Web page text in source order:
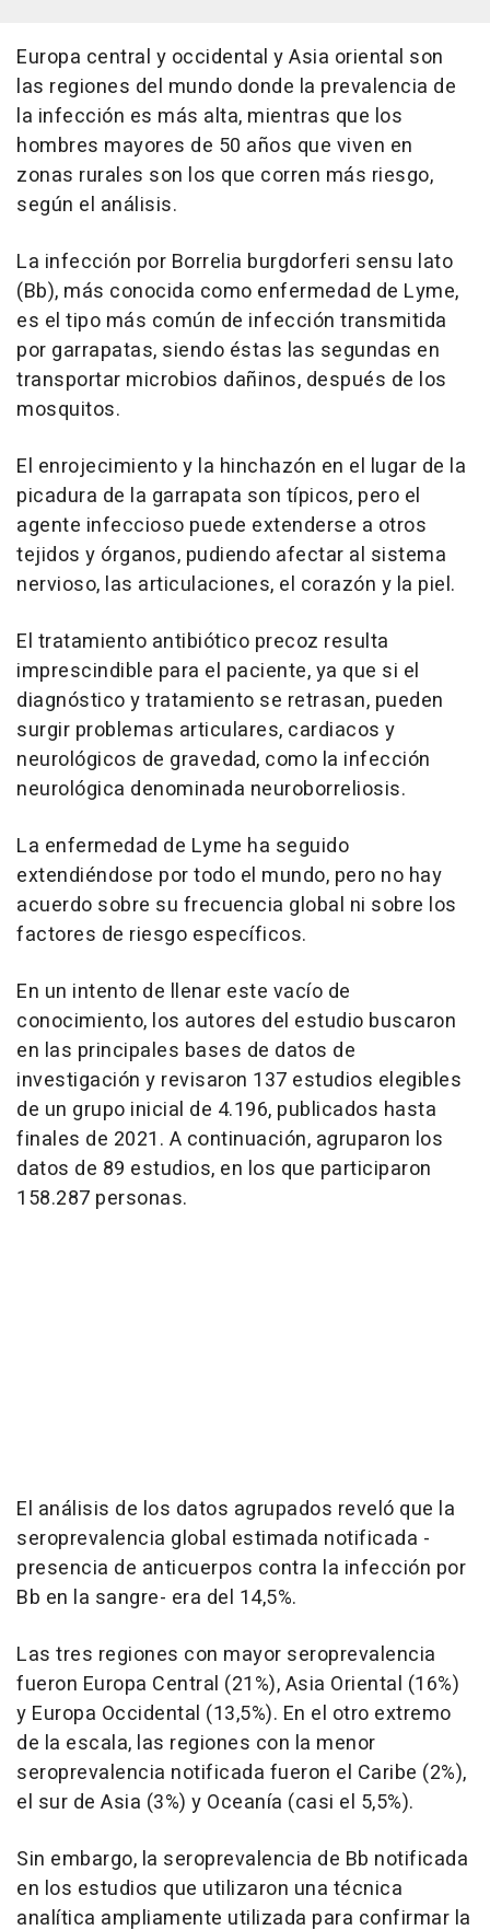
Europa central y occidental y Asia oriental son
las regiones del mundo donde la prevalencia de
la infección es más alta, mientras que los
hombres mayores de 50 años que viven en
zonas rurales son los que corren más riesgo,
según el análisis.
La infección por Borrelia burgdorferi sensu lato
(Bb), más conocida como enfermedad de Lyme,
es el tipo más común de infección transmitida
por garrapatas, siendo éstas las segundas en
transportar microbios dañinos, después de los
mosquitos.
El enrojecimiento y la hinchazón en el lugar de la
picadura de la garrapata son típicos, pero el
agente infeccioso puede extenderse a otros
tejidos y órganos, pudiendo afectar al sistema
nervioso, las articulaciones, el corazón y la piel.
El tratamiento antibiótico precoz resulta
imprescindible para el paciente, ya que si el
diagnóstico y tratamiento se retrasan, pueden
surgir problemas articulares, cardiacos y
neurológicos de gravedad, como la infección
neurológica denominada neuroborreliosis.
La enfermedad de Lyme ha seguido
extendiéndose por todo el mundo, pero no hay
acuerdo sobre su frecuencia global ni sobre los
factores de riesgo específicos.
En un intento de llenar este vacío de
conocimiento, los autores del estudio buscaron
en las principales bases de datos de
investigación y revisaron 137 estudios elegibles
de un grupo inicial de 4.196, publicados hasta
finales de 2021. A continuación, agruparon los
datos de 89 estudios, en los que participaron
158.287 personas.
El análisis de los datos agrupados reveló que la
seroprevalencia global estimada notificada -
presencia de anticuerpos contra la infección por
Bb en la sangre- era del 14,5%.
Las tres regiones con mayor seroprevalencia
fueron Europa Central (21%), Asia Oriental (16%)
y Europa Occidental (13,5%). En el otro extremo
de la escala, las regiones con la menor
seroprevalencia notificada fueron el Caribe (2%),
el sur de Asia (3%) y Oceanía (casi el 5,5%).
Sin embargo, la seroprevalencia de Bb notificada
en los estudios que utilizaron una técnica
analítica ampliamente utilizada para confirmar la